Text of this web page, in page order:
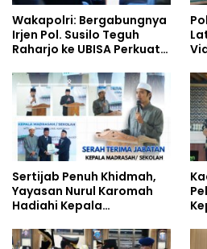
Wakapolri: Bergabungnya
Irjen Pol. Susilo Teguh
Raharjo ke UBISA Perkuat
Studi Kepolisian
Sertijab Penuh Khidmah,
Yayasan Nurul Karomah
Hadiahi Kepala
Umrah